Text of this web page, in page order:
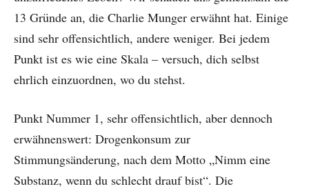
13 Gründe an, die Charlie Munger erwähnt hat. Einige
sind sehr offensichtlich, andere weniger. Bei jedem
Punkt ist es wie eine Skala – versuch, dich selbst
ehrlich einzuordnen, wo du stehst.
Punkt Nummer 1, sehr offensichtlich, aber dennoch
erwähnenswert: Drogenkonsum zur
Stimmungsänderung, nach dem Motto „Nimm eine
Substanz, wenn du schlecht drauf bist“. Die